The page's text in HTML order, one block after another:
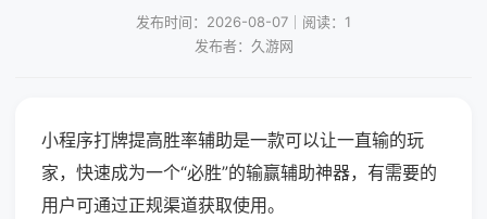
发布时间：2026-08-07｜阅读：1
发布者：久游网
小程序打牌提高胜率辅助是一款可以让一直输的玩
家，快速成为一个“必胜”的输赢辅助神器，有需要的
用户可通过正规渠道获取使用。